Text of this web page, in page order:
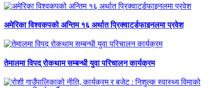
अमेरिका विश्वकपको अन्तिम १६ अर्थात प्रिक्वाटर्डफाइनलमा प्रवेश
तेमालमा विपद् रोकथाम सम्बन्धी युवा परिचालन कार्यक्रम